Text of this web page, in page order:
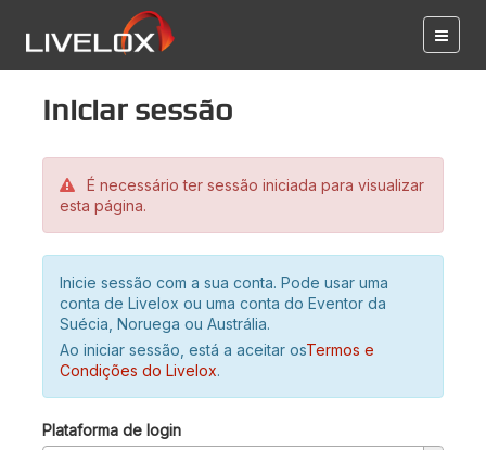
Iniciar sessão
É necessário ter sessão iniciada para visualizar
esta página.
Inicie sessão com a sua conta. Pode usar uma
conta de Livelox ou uma conta do Eventor da
Suécia, Noruega ou Austrália.
Ao iniciar sessão, está a aceitar osTermos e
Condições do Livelox.
Plataforma de login